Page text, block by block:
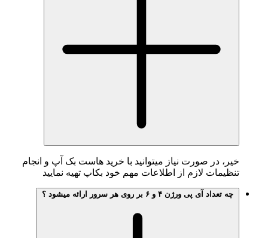
در صورت نیاز میتوانید با خرید هاست بک آپ و انجام
لازم از اطلاعات مهم خود بکاپ تهیه نمایید
آی پی ورژن ۴ و ۶ بر روی هر سرور ارائه میشود ؟